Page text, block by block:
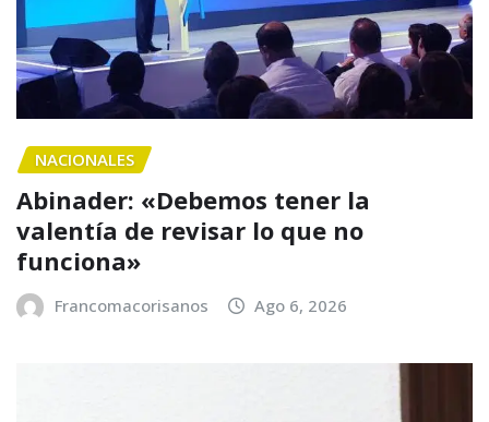
NACIONALES
Abinader: «Debemos tener la
valentía de revisar lo que no
funciona»
Francomacorisanos Ago 6, 2026